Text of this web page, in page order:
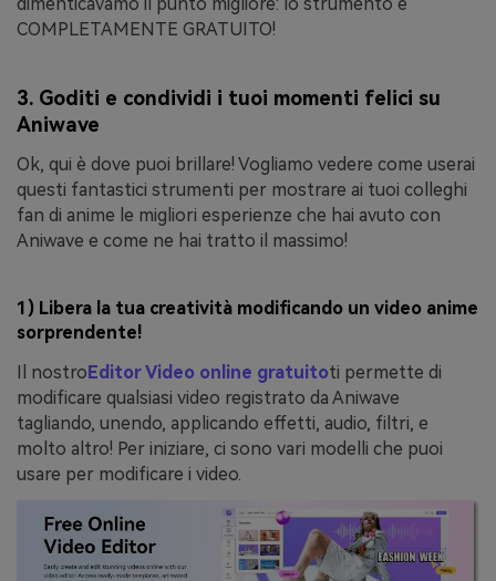
COMPLETAMENTE GRATUITO!
3. Goditi e condividi i tuoi momenti felici su
Aniwave
Ok, qui è dove puoi brillare! Vogliamo vedere come userai
questi fantastici strumenti per mostrare ai tuoi colleghi
fan di anime le migliori esperienze che hai avuto con
Aniwave e come ne hai tratto il massimo!
1) Libera la tua creatività modificando un video anime
sorprendente!
Il nostroEditor Video online gratuitoti permette di
modificare qualsiasi video registrato da Aniwave
tagliando, unendo, applicando effetti, audio, filtri, e
molto altro! Per iniziare, ci sono vari modelli che puoi
usare per modificare i video.